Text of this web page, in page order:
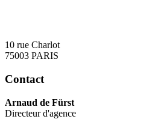
10 rue Charlot
75003 PARIS
Contact
Arnaud de Fürst
Directeur d'agence